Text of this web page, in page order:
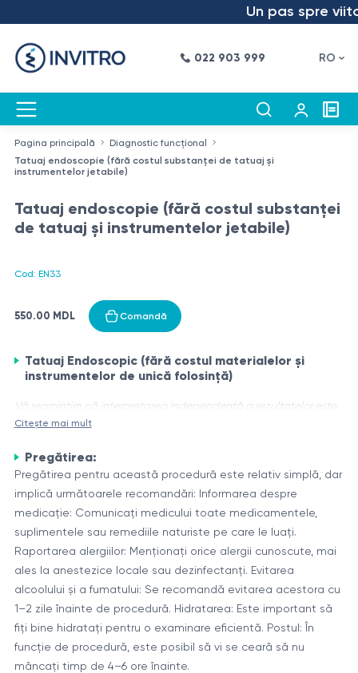
Un pas spre
022 903 999 RO
Pagina principală
Diagnostic funcțional
Tatuaj endoscopie (fără costul substanței de tatuaj și
instrumentelor jetabile)
Tatuaj endoscopie (fără costul substanței
de tatuaj și instrumentelor jetabile)
Cod: EN33
550.00 MDL Comandă
Tatuaj Endoscopic (fără costul materialelor și
instrumentelor de unică folosință)
Vă reamintim că interpretarea independentă a rezultatelor este
inadmisibilă, informațiile de mai jos fiind de exclusiv caracter
Tatuajul endoscopic reprezintă o procedură în care
pigmentul este introdus sub mucoasa esofagului sau
stomacului cu ajutorul unui endoscop. Acest lucru permite
crearea de marcaje pe termen lung pentru a facilita
identificarea și monitorizarea modificărilor patologice ale
mucoasei în timpul examinării endoscopice ulterioare.
Aplicarea tatuajului endoscopic
Tatuajul endoscopic este utilizat pe scară largă în
gastroenterologie pentru marcarea zonelor de interes, cum
ar fi tumorile, ulcerele, stricturile sau alte modificări
patologice. Această procedură ajută medicii să identifice și
să monitorizeze cu ușurință starea acestor zone la
examinările ulterioare, asigurând o evaluare și monitorizare
Tabela 1: Pigmenți pentru tatuaj endoscopic
Pigment
Aplicare
Citește mai mult
Pregătirea:
Pregătirea pentru această procedură este relativ simplă, dar
implică următoarele recomandări: Informarea despre
medicație: Comunicați medicului toate medicamentele,
suplimentele sau remediile naturiste pe care le luați.
Raportarea alergiilor: Menționați orice alergii cunoscute, mai
ales la anestezice locale sau dezinfectanți. Evitarea
alcoolului și a fumatului: Se recomandă evitarea acestora cu
1–2 zile înainte de procedură. Hidratarea: Este important să
fiți bine hidratați pentru o examinare eficientă. Postul: În
funcție de procedură, este posibil să vi se ceară să nu
mâncați timp de 4–6 ore înainte.